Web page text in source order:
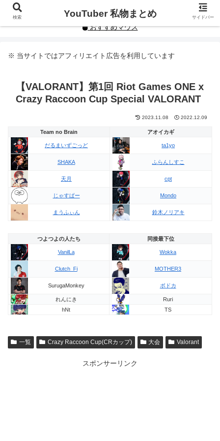
YouTuberや人気インフルエンサーの私物まとめです。
おすすめマウス
※ 当サイトではアフィリエイト広告を利用しています
【VALORANT】第1回 Riot Games ONE x
Crazy Raccoon Cup Special VALORANT
2023.11.08 2022.12.09
Team no Brain アオイカギ
だるまいずごっど ta1yo
SHAKA ふらんしすこ
天月 cpt
じゃすぱー Mondo
まうふぃん 鈴木ノリアキ
つよつよの人たち 同接最下位
VanilLa Wokka
Clutch_Fi MOTHER3
SurugaMonkey ボドカ
れんにき
Ruri
hNt
TS
一覧 Crazy Raccoon Cup(CRカップ) 大会 Valorant
スポンサーリンク
検索 YouTuber 私物まとめ サイドバー